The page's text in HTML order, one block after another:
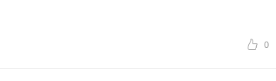
0